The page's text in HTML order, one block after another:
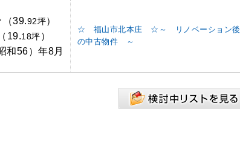
（39.92坪）
（19.18坪）
和56）年8月
☆ 福山市北本庄 ☆～ リノベーション後
の中古物件 ～